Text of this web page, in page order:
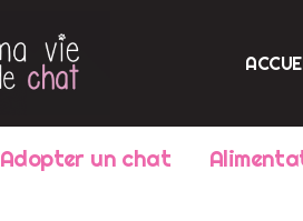
Adopter un chat